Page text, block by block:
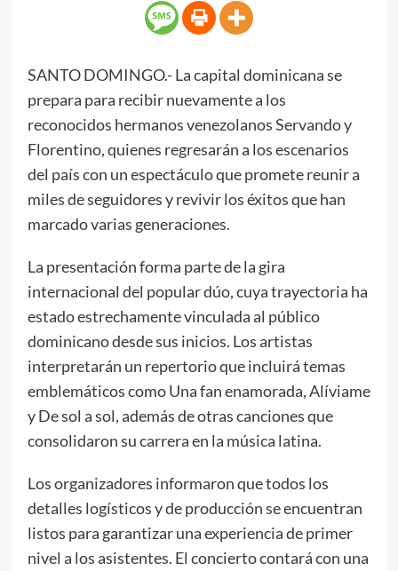
SANTO DOMINGO.- La capital dominicana se
prepara para recibir nuevamente a los
reconocidos hermanos venezolanos Servando y
Florentino, quienes regresarán a los escenarios
del país con un espectáculo que promete reunir a
miles de seguidores y revivir los éxitos que han
marcado varias generaciones.
La presentación forma parte de la gira
internacional del popular dúo, cuya trayectoria ha
estado estrechamente vinculada al público
dominicano desde sus inicios. Los artistas
interpretarán un repertorio que incluirá temas
emblemáticos como Una fan enamorada, Alíviame
y De sol a sol, además de otras canciones que
consolidaron su carrera en la música latina.
Los organizadores informaron que todos los
detalles logísticos y de producción se encuentran
listos para garantizar una experiencia de primer
nivel a los asistentes. El concierto contará con una